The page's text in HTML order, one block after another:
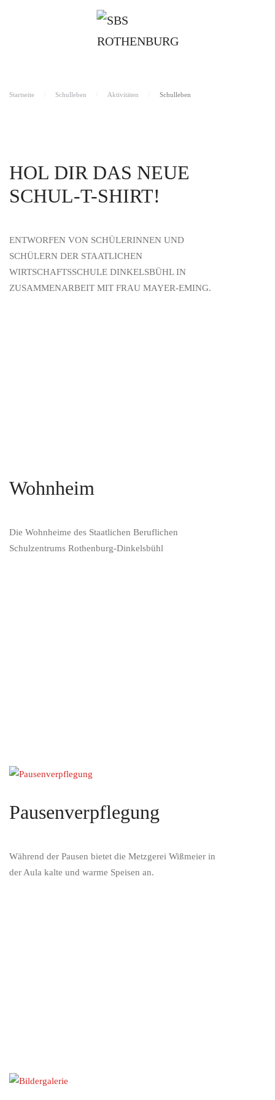
Startseite Schulleben Aktivitäten Schulleben
HOL DIR DAS NEUE
SCHUL-T-SHIRT!
ENTWORFEN VON SCHÜLERINNEN UND
SCHÜLERN DER STAATLICHEN
WIRTSCHAFTSSCHULE DINKELSBÜHL IN
ZUSAMMENARBEIT MIT FRAU MAYER-EMING.
Wohnheim
Die Wohnheime des Staatlichen Beruflichen
Schulzentrums Rothenburg-Dinkelsbühl
Pausenverpflegung
Während der Pausen bietet die Metzgerei Wißmeier in
der Aula kalte und warme Speisen an.